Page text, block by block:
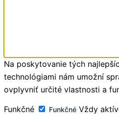
Na poskytovanie tých
technológiami nám umožní
ovplyvniť určité vlastnosti a
Funkčné
Funkčné Vždy